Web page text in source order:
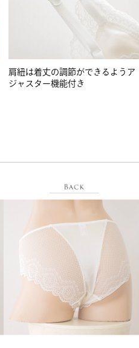
肩紐は着丈の調節ができるようア
ジャスター機能付き